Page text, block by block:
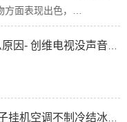
方面表现出色，…